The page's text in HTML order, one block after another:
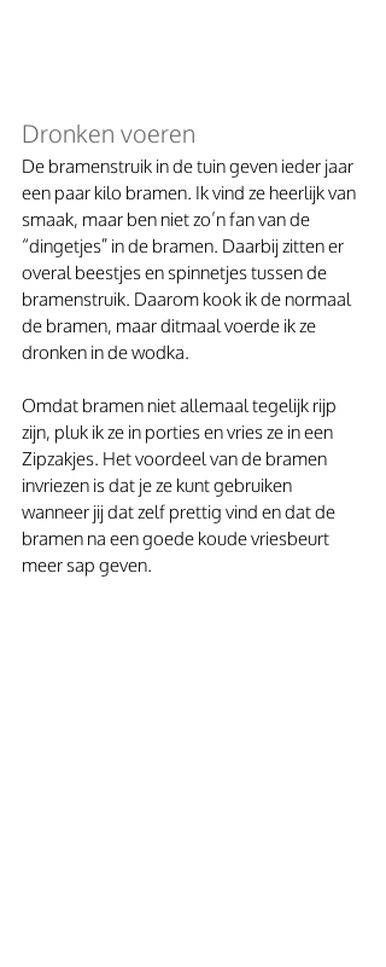
Dronken voeren
De bramenstruik in de tuin geven ieder jaar
een paar kilo bramen. Ik vind ze heerlijk van
smaak, maar ben niet zo’n fan van de
“dingetjes” in de bramen. Daarbij zitten er
overal beestjes en spinnetjes tussen de
bramenstruik. Daarom kook ik de normaal
de bramen, maar ditmaal voerde ik ze
dronken in de wodka.
Omdat bramen niet allemaal tegelijk rijp
zijn, pluk ik ze in porties en vries ze in een
Zipzakjes. Het voordeel van de bramen
invriezen is dat je ze kunt gebruiken
wanneer jij dat zelf prettig vind en dat de
bramen na een goede koude vriesbeurt
meer sap geven.